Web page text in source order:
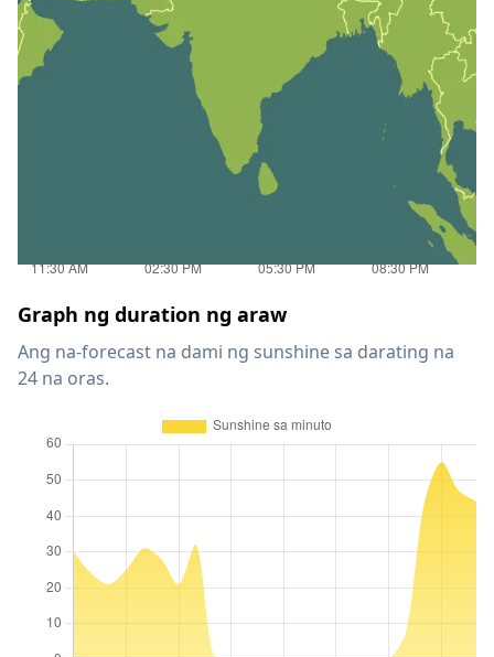
Graph ng duration ng araw
Ang na-forecast na dami ng sunshine sa darating na
24 na oras.